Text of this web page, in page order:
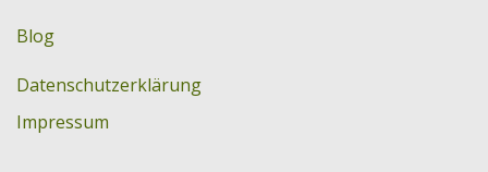
Blog
Datenschutzerklärung
Impressum